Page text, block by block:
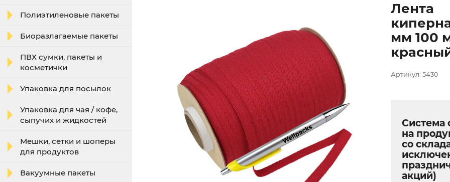
Полиэтиленовые пакеты
Биоразлагаемые пакеты
ПВХ сумки, пакеты и
косметички
Упаковка для посылок
Упаковка для чая / кофе,
сыпучих и жидкостей
Мешки, сетки и шоперы
для продуктов
Вакуумные пакеты
Лента
мм 100
Артикул: 5430
Система
на
со
акций)